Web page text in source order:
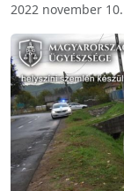
2022 november 10.